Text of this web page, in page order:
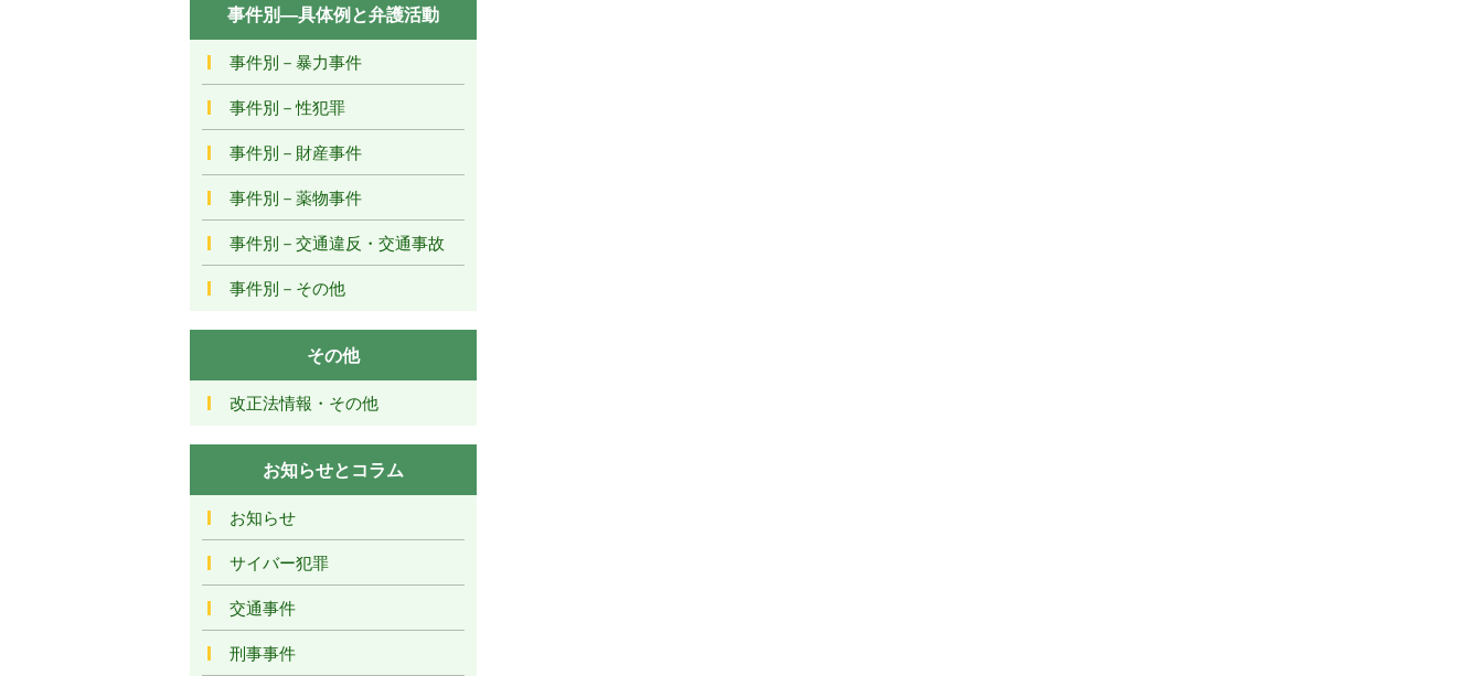
事件別―具体例と弁護活動
事件別－暴力事件
事件別－性犯罪
事件別－財産事件
事件別－薬物事件
事件別－交通違反・交通事故
事件別－その他
その他
改正法情報・その他
お知らせとコラム
お知らせ
サイバー犯罪
交通事件
刑事事件